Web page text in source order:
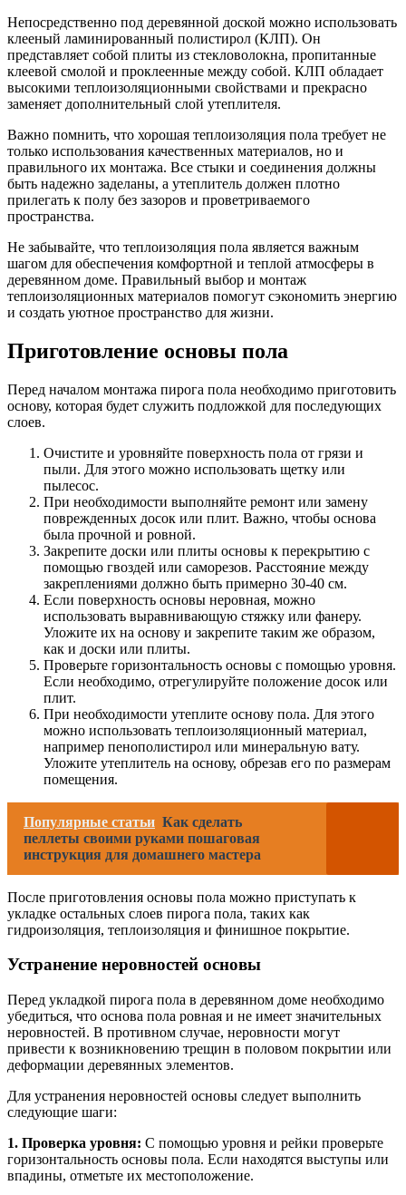
Непосредственно под деревянной доской можно использовать
клееный ламинированный полистирол (КЛП). Он
представляет собой плиты из стекловолокна, пропитанные
клеевой смолой и проклеенные между собой. КЛП обладает
высокими теплоизоляционными свойствами и прекрасно
заменяет дополнительный слой утеплителя.
Важно помнить, что хорошая теплоизоляция пола требует не
только использования качественных материалов, но и
правильного их монтажа. Все стыки и соединения должны
быть надежно заделаны, а утеплитель должен плотно
прилегать к полу без зазоров и проветриваемого
пространства.
Не забывайте, что теплоизоляция пола является важным
шагом для обеспечения комфортной и теплой атмосферы в
деревянном доме. Правильный выбор и монтаж
теплоизоляционных материалов помогут сэкономить энергию
и создать уютное пространство для жизни.
Приготовление основы пола
Перед началом монтажа пирога пола необходимо приготовить
основу, которая будет служить подложкой для последующих
слоев.
Очистите и уровняйте поверхность пола от грязи и
пыли. Для этого можно использовать щетку или
пылесос.
При необходимости выполняйте ремонт или замену
поврежденных досок или плит. Важно, чтобы основа
была прочной и ровной.
Закрепите доски или плиты основы к перекрытию с
помощью гвоздей или саморезов. Расстояние между
закреплениями должно быть примерно 30-40 см.
Если поверхность основы неровная, можно
использовать выравнивающую стяжку или фанеру.
Уложите их на основу и закрепите таким же образом,
как и доски или плиты.
Проверьте горизонтальность основы с помощью уровня.
Если необходимо, отрегулируйте положение досок или
плит.
При необходимости утеплите основу пола. Для этого
можно использовать теплоизоляционный материал,
например пенополистирол или минеральную вату.
Уложите утеплитель на основу, обрезав его по размерам
помещения.
Популярные статьи Как сделать
пеллеты своими руками пошаговая
инструкция для домашнего мастера
После приготовления основы пола можно приступать к
укладке остальных слоев пирога пола, таких как
гидроизоляция, теплоизоляция и финишное покрытие.
Устранение неровностей основы
Перед укладкой пирога пола в деревянном доме необходимо
убедиться, что основа пола ровная и не имеет значительных
неровностей. В противном случае, неровности могут
привести к возникновению трещин в половом покрытии или
деформации деревянных элементов.
Для устранения неровностей основы следует выполнить
следующие шаги:
1. Проверка уровня: С помощью уровня и рейки проверьте
горизонтальность основы пола. Если находятся выступы или
впадины, отметьте их местоположение.